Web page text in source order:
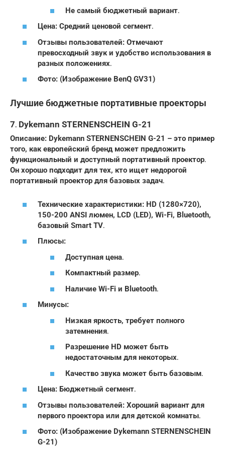
Не самый бюджетный вариант․
Цена: Средний ценовой сегмент․
Отзывы пользователей: Отмечают
превосходный звук и удобство использования в
разных положениях․
Фото: (Изображение BenQ GV31)
Лучшие бюджетные портативные проекторы
7․ Dykemann STERNENSCHEIN G-21
Описание: Dykemann STERNENSCHEIN G-21 – это пример
того, как европейский бренд может предложить
функциональный и доступный портативный проектор․
Он хорошо подходит для тех, кто ищет недорогой
портативный проектор для базовых задач․
Технические характеристики: HD (1280×720),
150-200 ANSI люмен, LCD (LED), Wi-Fi, Bluetooth,
базовый Smart TV․
Плюсы:
Доступная цена․
Компактный размер․
Наличие Wi-Fi и Bluetooth․
Минусы:
Низкая яркость, требует полного
затемнения․
Разрешение HD может быть
недостаточным для некоторых․
Качество звука может быть базовым․
Цена: Бюджетный сегмент․
Отзывы пользователей: Хороший вариант для
первого проектора или для детской комнаты․
Фото: (Изображение Dykemann STERNENSCHEIN
G-21)